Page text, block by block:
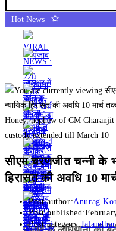
Hot News
Honey, nephew of CM
custody extended till March 10
सीएम चरणजीत चन्नी के
हिरासत की अवधि 10
Post author:Anurag
Post published:
Post category:Jalandhar